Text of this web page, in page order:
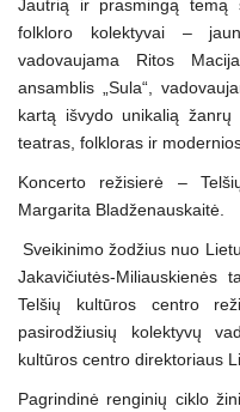
Jautrią ir prasmingą temą
folkloro kolektyvai –
vadovaujama Ritos
ansamblis „Sula“,
kartą išvydo unikalią
teatras, folkloras ir
Koncerto režisierė –
Margarita Bladženauskaitė.
Sveikinimo žodžius nuo
Jakavičiutės-Miliauskienės
Telšių kultūros centro
pasirodžiusių kolektyvų
kultūros centro direktoriaus
Pagrindinė renginių ciklo